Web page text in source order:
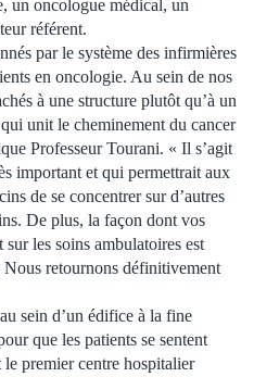
un oncologue médical, un
référent.
par le système des infirmières
en oncologie. Au sein de nos
à une structure plutôt qu’à un
unit le cheminement du cancer
Professeur Tourani. « Il s’agit
important et qui permettrait aux
de se concentrer sur d’autres
De plus, la façon dont vos
sur les soins ambulatoires est
retournons définitivement
sein d’un édifice à la fine
que les patients se sentent
premier centre hospitalier